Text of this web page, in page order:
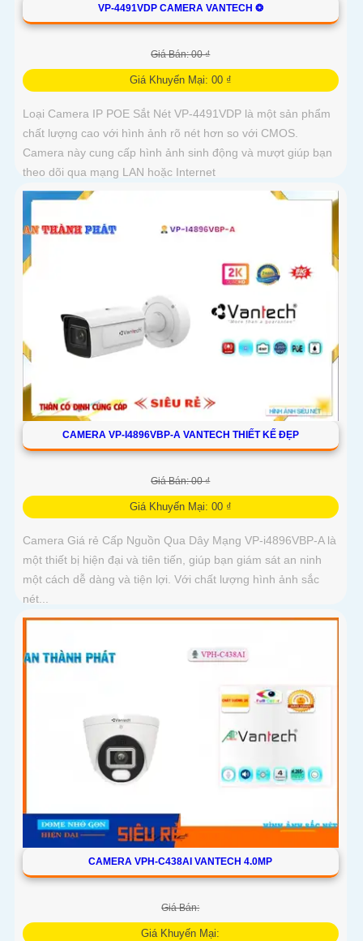
VP-4491VDP CAMERA VANTECH ❂
Giá Bán: 00 ₫
Giá Khuyến Mại: 00 ₫
Loại Camera IP POE Sắt Nét VP-4491VDP là một sản phẩm
chất lượng cao với hình ảnh rõ nét hơn so với CMOS.
Camera này cung cấp hình ảnh sinh động và mượt giúp bạn
theo dõi qua mạng LAN hoặc Internet
CAMERA VP-I4896VBP-A VANTECH THIẾT KẾ ĐẸP
Giá Bán: 00 ₫
Giá Khuyến Mại: 00 ₫
Camera Giá rẻ Cấp Nguồn Qua Dây Mạng VP-i4896VBP-A là
một thiết bị hiện đại và tiên tiến, giúp bạn giám sát an ninh
một cách dễ dàng và tiện lợi. Với chất lượng hình ảnh sắc
nét...
CAMERA VPH-C438AI VANTECH 4.0MP
Giá Bán:
Giá Khuyến Mại: